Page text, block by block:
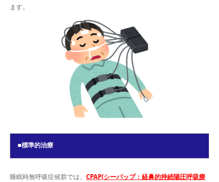
ます。
■標準的治療
睡眠時無呼吸症候群では、 CPAP(シーパップ：経鼻的持続陽圧呼吸療